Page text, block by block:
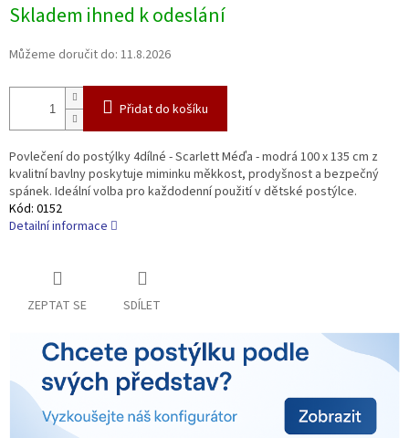
cena:
Skladem ihned k odeslání
Můžeme doručit do: 11.8.2026
Přidat do košíku
Povlečení do postýlky 4dílné - Scarlett Méďa - modrá 100 x 135 cm z
kvalitní bavlny poskytuje miminku měkkost, prodyšnost a bezpečný
spánek. Ideální volba pro každodenní použití v dětské postýlce.
Kód: 0152
Detailní informace
ZEPTAT SE SDÍLET